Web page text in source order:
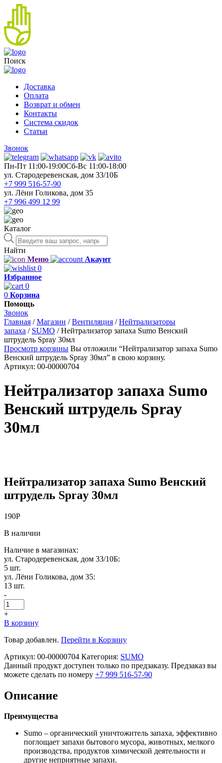
Поиск
Доставка
Оплата
Возврат и обмен
Контакты
Система скидок
Статьи
Звонок
Пн-Пт 11:00-19:00Cб-Вс 11:00-18:00
ул. Стародеревенская, дом 33/10Б
+7 999 516-57-90
ул. Лёни Голикова, дом 35
+7 996 499 12 99
Каталог
Поиск
товаров
Найти
Меню
Акаунт
0
Избранное
0
0 Корзина
Помощь
Звонок
Главная /Магазин /Вентиляция /Нейтрализаторы
запаха / SUMO /Нейтрализатор запаха Sumo Венский
штрудель Spray 30мл
Просмотр корзины Вы отложили “Нейтрализатор запаха Sumo
Венский штрудель Spray 30мл” в свою корзину.
Артикул: 00-00000704
Нейтрализатор запаха Sumo
Венский штрудель Spray
30мл
Нейтрализатор запаха Sumo Венский
штрудель Spray 30мл
190Р
В наличии
Наличие в магазинах:
ул. Стародеревенская, дом 33/10Б:
5 шт.
ул. Лёни Голикова, дом 35:
13 шт.
-
+
В корзину
Товар добавлен. Перейти в Корзину
Артикул: 00-00000704 Категория: SUMO
Данный продукт доступен только по предзаказу. Предзаказ вы
можете сделать по номеру +7 999 516-57-90
Описание
Преимущества
Sumo – органический уничтожитель запаха, эффективно
поглощает запахи бытового мусора, животных, мелкого
производства, продуктов химической деятельности и
другие неприятные запахи.